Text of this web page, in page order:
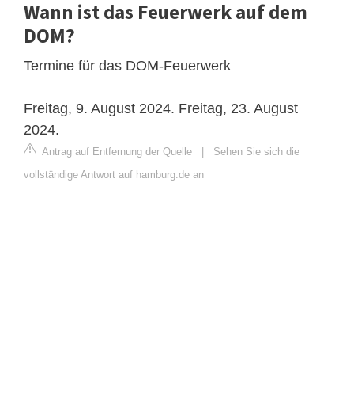
Wann ist das Feuerwerk auf dem
DOM?
Termine für das DOM-Feuerwerk
Freitag, 9. August 2024. Freitag, 23. August
2024.
Antrag auf Entfernung der Quelle | Sehen Sie sich die
vollständige Antwort auf hamburg.de an